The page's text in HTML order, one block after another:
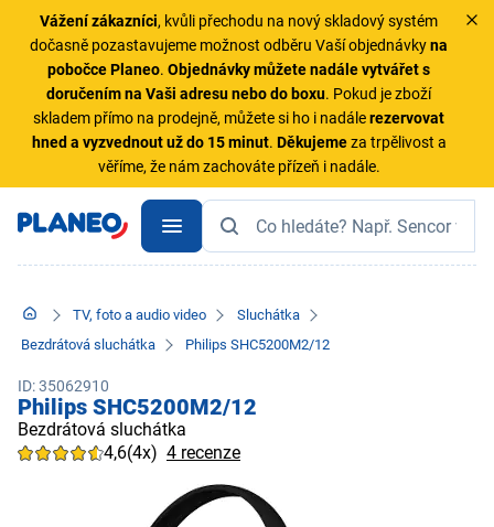
Vážení zákazníci, kvůli přechodu na nový skladový systém
dočasně pozastavujeme možnost odběru Vaší objednávkyna
pobočce Planeo.Objednávky můžete nadále vytvářet s
doručením na Vaši adresu nebo do boxu. Pokud je zboží
skladem přímo na prodejně, můžete si ho i nadálerezervovat
hned a vyzvednout už do 15 minut. Děkujemeza trpělivost a
věříme, že nám zachováte přízeň i nadále.
TV, foto a audio video
Sluchátka
Bezdrátová sluchátka
Philips SHC5200M2/12
ID: 35062910
Philips SHC5200M2/12
Bezdrátová sluchátka
4,6(4x) 4 recenze